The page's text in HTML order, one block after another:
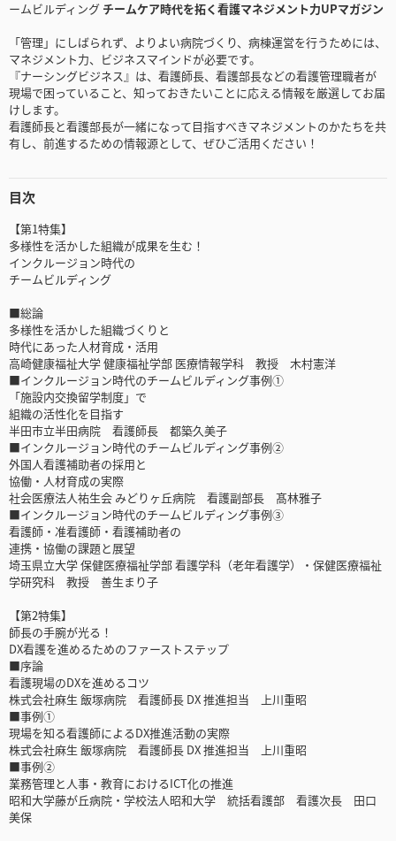
ームビルディング チームケア時代を拓く看護マネジメント力UPマガジン
「管理」にしばられず、よりよい病院づくり、病棟運営を行うためには、
マネジメント力、ビジネスマインドが必要です。
『ナーシングビジネス』は、看護師長、看護部長などの看護管理職者が
現場で困っていること、知っておきたいことに応える情報を厳選してお届
けします。
看護師長と看護部長が一緒になって目指すべきマネジメントのかたちを共
有し、前進するための情報源として、ぜひご活用ください！
目次
【第1特集】
多様性を活かした組織が成果を生む！
インクルージョン時代の
チームビルディング
■総論
多様性を活かした組織づくりと
時代にあった人材育成・活用
高崎健康福祉大学 健康福祉学部 医療情報学科 教授 木村憲洋
■インクルージョン時代のチームビルディング事例①
「施設内交換留学制度」で
組織の活性化を目指す
半田市立半田病院 看護師長 都築久美子
■インクルージョン時代のチームビルディング事例②
外国人看護補助者の採用と
協働・人材育成の実際
社会医療法人祐生会 みどりヶ丘病院 看護副部長 髙林雅子
■インクルージョン時代のチームビルディング事例③
看護師・准看護師・看護補助者の
連携・協働の課題と展望
埼玉県立大学 保健医療福祉学部 看護学科（老年看護学）・保健医療福祉
学研究科 教授 善生まり子
【第2特集】
師長の手腕が光る！
DX看護を進めるためのファーストステップ
■序論
看護現場のDXを進めるコツ
株式会社麻生 飯塚病院 看護師長 DX 推進担当 上川重昭
■事例①
現場を知る看護師によるDX推進活動の実際
株式会社麻生 飯塚病院 看護師長 DX 推進担当 上川重昭
■事例②
業務管理と人事・教育におけるICT化の推進
昭和大学藤が丘病院・学校法人昭和大学 統括看護部 看護次長 田口
美保